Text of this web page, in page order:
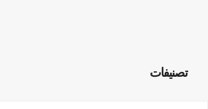
تصنيفات